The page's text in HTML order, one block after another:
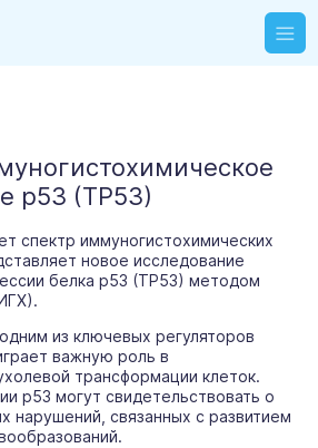
p53 (TP53)
спектр иммуногистохимических
новое исследование
белка p53 (TP53) методом
из ключевых регуляторов
важную роль в
трансформации клеток.
p53 могут свидетельствовать о
нарушений, связанных с развитием